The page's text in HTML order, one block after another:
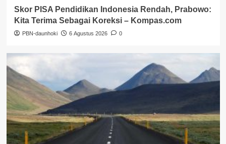
Skor PISA Pendidikan Indonesia Rendah, Prabowo:
Kita Terima Sebagai Koreksi – Kompas.com
PBN-daunhoki 6 Agustus 2026 0